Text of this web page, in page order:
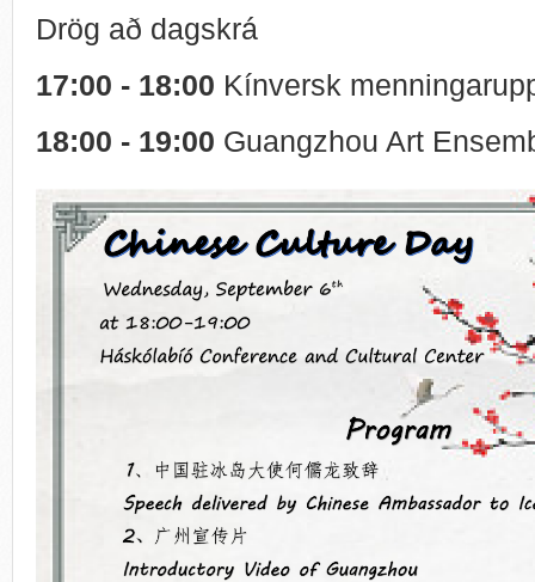
Drög að dagskrá
17:00 - 18:00 Kínversk
18:00 - 19:00 Guangzhou Art